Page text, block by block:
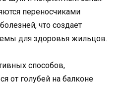
переносчиками
что создает
для здоровья жильцов.
способов,
от голубей на балконе